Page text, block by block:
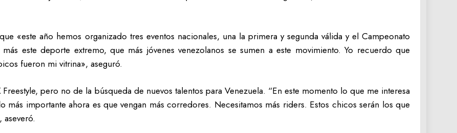
«este año hemos organizado tres eventos nacionales, una la primera y segunda válida y el Campeonato
este deporte extremo, que más jóvenes venezolanos se sumen a este movimiento. Yo recuerdo que
fueron mi vitrina», aseguró.
pero no de la búsqueda de nuevos talentos para Venezuela. “En este momento lo que me interesa
importante ahora es que vengan más corredores. Necesitamos más riders. Estos chicos serán los que